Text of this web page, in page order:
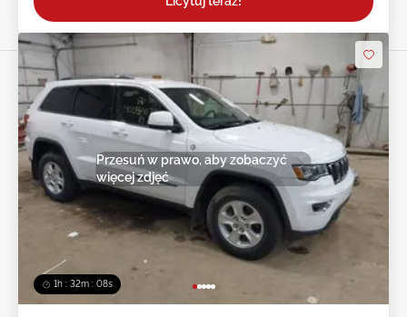
1h : 32m : 05s
Przesuń w prawo, aby zobaczyć
więcej zdjęć